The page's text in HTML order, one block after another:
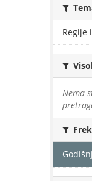
Regije
Nema